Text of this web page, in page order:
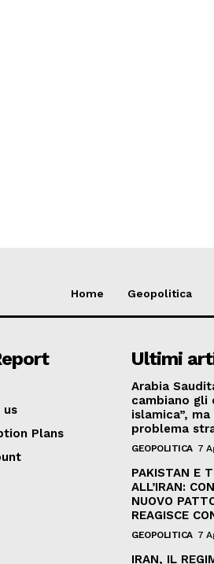
Home Geopolitica
us
Plans
Ultimi
Arabia
cambiano gli
islamica”,
problema
GEOPOLITICA 7
PAKISTAN E
ALL’IRAN:
NUOVO
REAGISCE
GEOPOLITICA 7
IRAN, IL